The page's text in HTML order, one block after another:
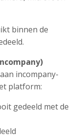
binnen de
incompany-
platform:
gedeeld met de